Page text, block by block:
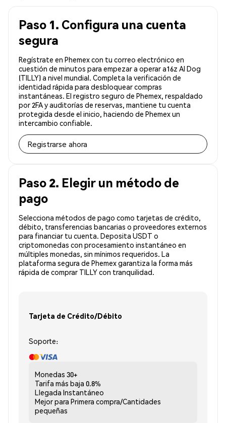
Paso 1. Configura una cuenta
segura
Regístrate en Phemex con tu correo electrónico en
cuestión de minutos para empezar a operar a16z AI Dog
(TILLY) a nivel mundial. Completa la verificación de
identidad rápida para desbloquear compras
instantáneas. El registro seguro de Phemex, respaldado
por 2FA y auditorías de reservas, mantiene tu cuenta
protegida desde el inicio, haciendo de Phemex un
intercambio confiable.
Registrarse ahora
Paso 2. Elegir un método de
pago
Selecciona métodos de pago como tarjetas de crédito,
débito, transferencias bancarias o proveedores externos
para financiar tu cuenta. Deposita USDT o
criptomonedas con procesamiento instantáneo en
múltiples monedas, sin mínimos requeridos. La
plataforma segura de Phemex garantiza la forma más
rápida de comprar TILLY con tranquilidad.
Tarjeta de Crédito/Débito
Soporte:
Monedas 30+
Tarifa más baja 0.8%
Llegada Instantáneo
Mejor para Primera compra/Cantidades
pequeñas